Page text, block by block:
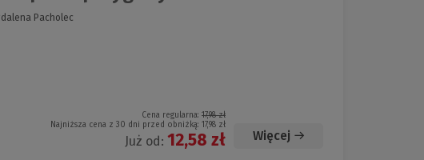
Pacholec
Cena regularna: 17,98 zł
Najniższa cena z 30 dni przed obniżką: 17,98 zł
Już od: 12,58 zł Więcej